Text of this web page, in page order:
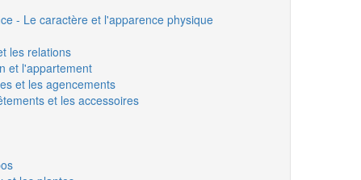
- Le caractère et l'apparence physique
les relations
et l'appartement
et les agencements
et les accessoires